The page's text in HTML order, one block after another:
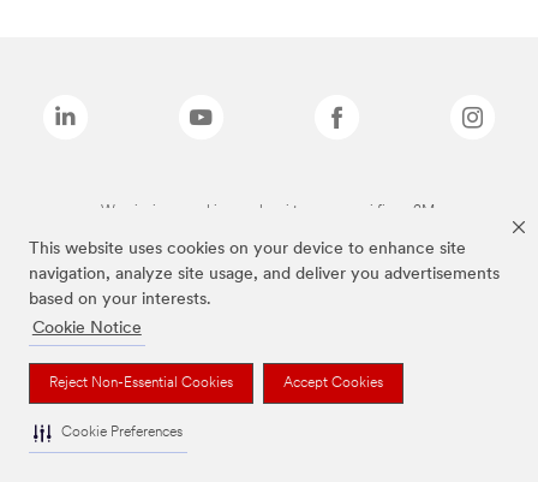
This website uses cookies on your device to enhance site
navigation, analyze site usage, and deliver you advertisements
based on your interests.
Cookie Notice
Reject Non-Essential Cookies Accept Cookies
Cookie Preferences
Wymienione marki są znakami towarowymi firmy 3M.